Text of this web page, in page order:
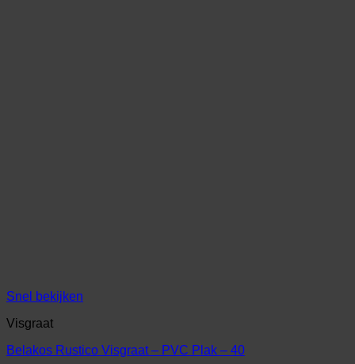
Snel bekijken
Visgraat
Belakos Rustico Visgraat – PVC Plak – 40